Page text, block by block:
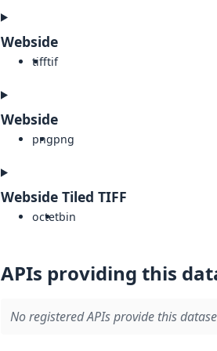
Webside
tifftif
Webside
pngpng
Webside Tiled TIFF
octetbin
APIs providing this
No registered APIs provide this